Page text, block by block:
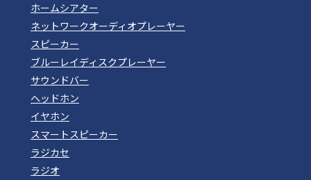
ホームシアター
ネットワークオーディオプレーヤー
スピーカー
ブルーレイディスクプレーヤー
サウンドバー
ヘッドホン
イヤホン
スマートスピーカー
ラジカセ
ラジオ